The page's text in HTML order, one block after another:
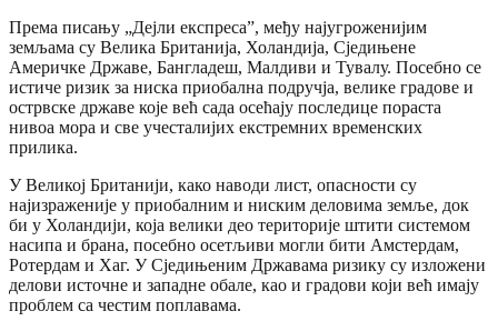
Према писању „Дејли експреса”, међу најугроженијим
земљама су Велика Британија, Холандија, Сједињене
Америчке Државе, Бангладеш, Малдиви и Тувалу. Посебно се
истиче ризик за ниска приобална подручја, велике градове и
острвске државе које већ сада осећају последице пораста
нивоа мора и све учесталијих екстремних временских
прилика.
У Великој Британији, како наводи лист, опасности су
најизраженије у приобалним и ниским деловима земље, док
би у Холандији, која велики део територије штити системом
насипа и брана, посебно осетљиви могли бити Амстердам,
Ротердам и Хаг. У Сједињеним Државама ризику су изложени
делови источне и западне обале, као и градови који већ имају
проблем са честим поплавама.